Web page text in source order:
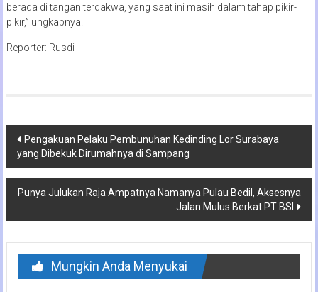
berada di tangan terdakwa, yang saat ini masih dalam tahap pikir-
pikir,” ungkapnya.
Reporter: Rusdi
Navigasi
pos
Pengakuan Pelaku Pembunuhan Kedinding Lor Surabaya
yang Dibekuk Dirumahnya di Sampang
Punya Julukan Raja Ampatnya Namanya Pulau Bedil, Aksesnya
Jalan Mulus Berkat PT BSI
Mungkin Anda Menyukai